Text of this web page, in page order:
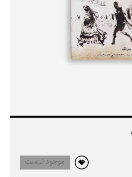
موجود نیست